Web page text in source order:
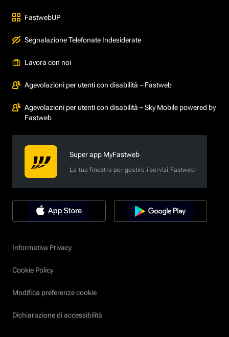
FastwebUP
Segnalazione Telefonate Indesiderate
Lavora con noi
Agevolazioni per utenti con disabilità – Fastweb
Agevolazioni per utenti con disabilità – Sky Mobile powered by
Fastweb
Super app MyFastweb
La tua finestra per gestire i servizi Fastweb
Informativa Privacy
Cookie Policy
Modifica preferenze cookie
Dichiarazione di accessibilità